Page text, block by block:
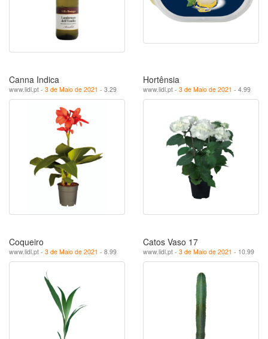
Canna Indica
www.lidl.pt - 3 de Maio de 2021 - 3.29
Hortênsia
www.lidl.pt - 3 de Maio de 2021 - 4.99
Coqueiro
www.lidl.pt - 3 de Maio de 2021 - 8.99
Catos Vaso 17
www.lidl.pt - 3 de Maio de 2021 - 10.99